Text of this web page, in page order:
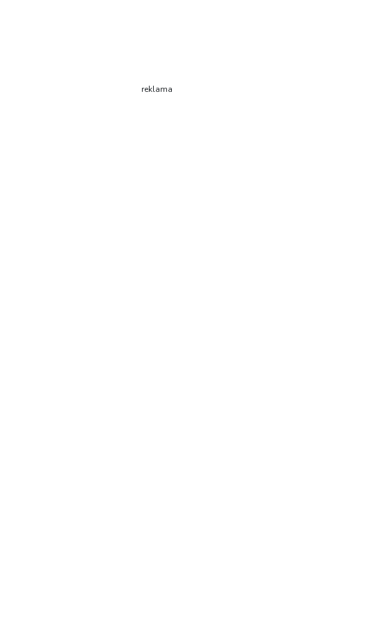
reklama